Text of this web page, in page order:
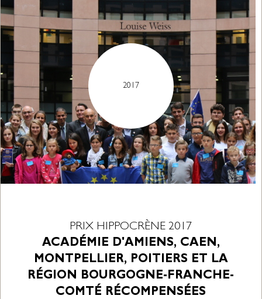
2017
PRIX HIPPOCRÈNE 2017
ACADÉMIE D'AMIENS, CAEN,
MONTPELLIER, POITIERS ET LA
RÉGION BOURGOGNE-FRANCHE-
COMTÉ RÉCOMPENSÉES